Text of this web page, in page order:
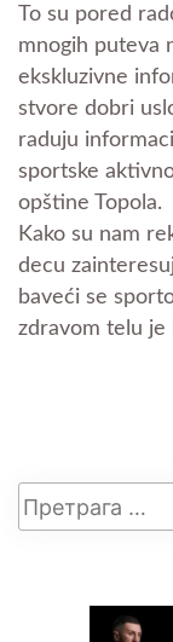
To su pored
mnogih puteva
ekskluzivne
stvore dobri
raduju
sportske
opštine Topola.
Kako su nam
decu
baveći se
zdravom telu je